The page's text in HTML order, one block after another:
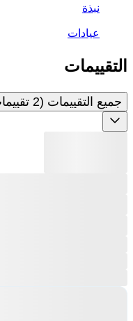
نبذة
عيادات
التقييمات
جميع التقييمات (2 تقييمات)